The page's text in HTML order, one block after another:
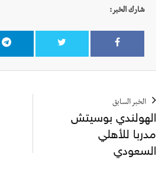
شارك الخبر:
الخبر السابق
الهولندي بوسيتش
مدربا للأهلي
السعودي